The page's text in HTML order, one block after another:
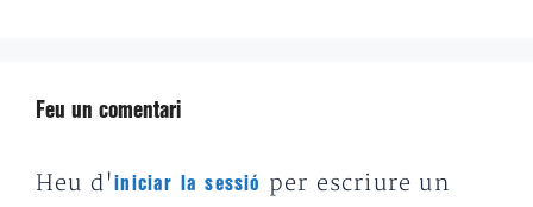
Feu un comentari
Heu d'iniciar la sessió
per escriure un